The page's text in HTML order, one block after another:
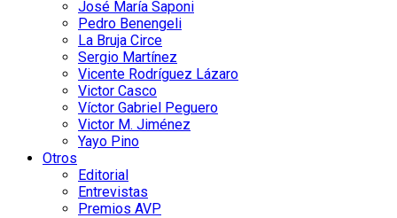
José María Saponi
Pedro Benengeli
La Bruja Circe
Sergio Martínez
Vicente Rodríguez Lázaro
Victor Casco
Víctor Gabriel Peguero
Victor M. Jiménez
Yayo Pino
Otros
Editorial
Entrevistas
Premios AVP